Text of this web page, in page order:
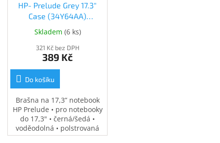
HP- Prelude Grey 17.3"
Case (34Y64AA)
(34Y64AA)
Skladem (6 ks)
321 Kč bez DPH
389 Kč
Do košíku
Brašna na 17,3” notebook
HP Prelude • pro notebooky
do 17,3" • černá/šedá •
voděodolná • polstrovaná
přihrádka na notebook •